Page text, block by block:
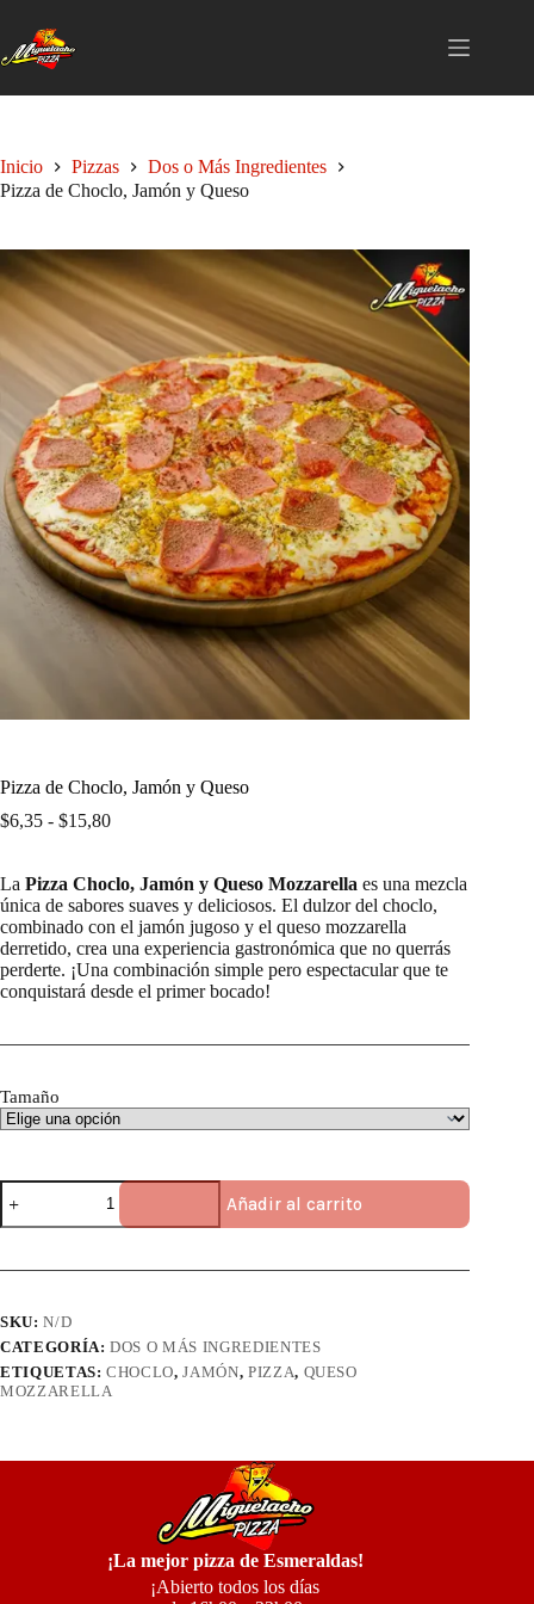
contenido
Inicio Pizzas
Dos o Más Ingredientes
Pizza de Choclo, Jamón y Queso
Pizza de Choclo, Jamón y Queso
$6,35 - $15,80Rango
desde
$6,35
hasta
$15,80
La Pizza Choclo, Jamón y Queso Mozzarella es una mezcla
única de sabores suaves y deliciosos. El dulzor del choclo,
combinado con el jamón jugoso y el queso mozzarella
derretido, crea una experiencia gastronómica que no querrás
perderte. ¡Una combinación simple pero espectacular que te
conquistará desde el primer bocado!
Tamaño
Pizza
de
Choclo,
y
Añadir al carrito
SKU:N/D
CATEGORÍA:DOS O MÁS INGREDIENTES
ETIQUETAS:CHOCLO,JAMÓN, PIZZA, QUESO
MOZZARELLA
¡La mejor pizza de Esmeraldas!
¡Abierto todos los días